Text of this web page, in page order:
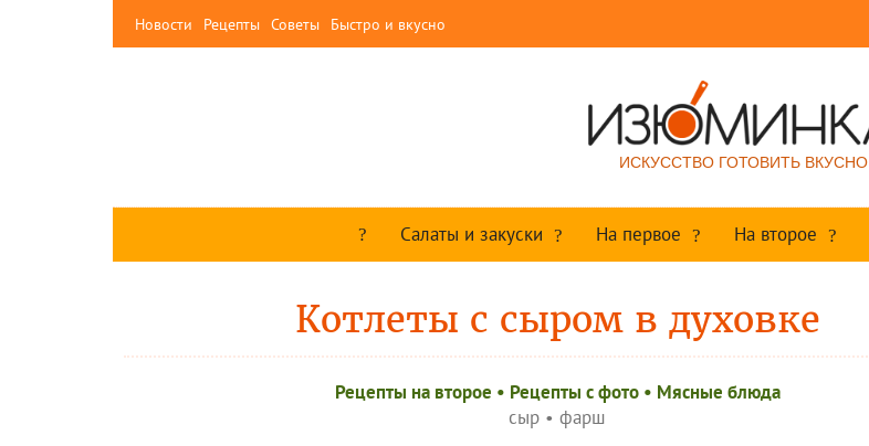
Новости Рецепты Советы Быстро и вкусно
ИСКУССТВО ГОТОВИТЬ ВКУСНО
Салаты и закуски На первое На второе
Котлеты с сыром в духовке
Рецепты на второе • Рецепты c фото• Мясные блюда
сыр • фарш